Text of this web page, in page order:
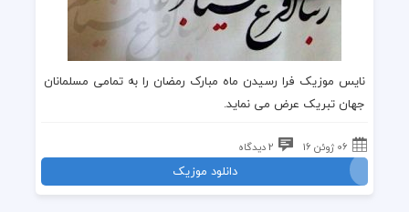
نایس موزیک فرا رسیدن ماه مبارک رمضان را به تمامی مسلمانان
جهان تبریک عرض می نماید.
06 ژوئن 16 2 دیدگاه
دانلود موزیک